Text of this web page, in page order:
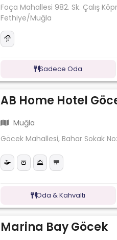
Foça Mahallesi 982. Sk. Çalış
Fethiye/Muğla
Sadece Oda
AB Home Hotel
Muğla
Göcek Mahallesi, Bahar Sokak
Oda & Kahvaltı
Marina Bay Göcek